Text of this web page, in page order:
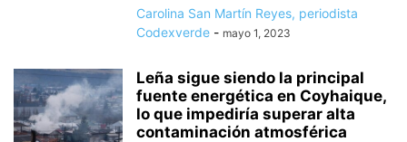
Carolina San Martín Reyes, periodista
Codexverde - mayo 1, 2023
Leña sigue siendo la principal
fuente energética en Coyhaique,
lo que impediría superar alta
contaminación atmosférica